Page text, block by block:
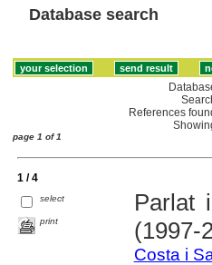
Database search
References
page 1 of 1
1 / 4
select
print
Parlat
(1997-
Costa i